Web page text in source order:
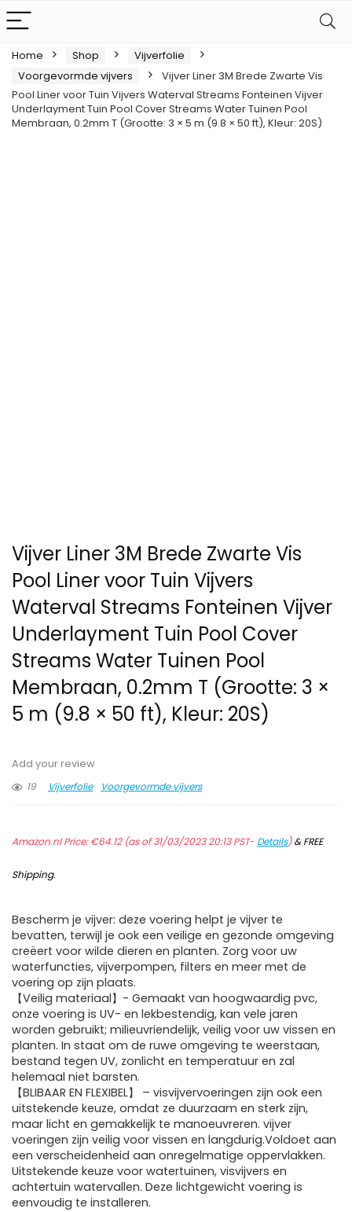
Home Shop
Vijverfolie
Voorgevormde vijvers
Vijver Liner 3M Brede Zwarte Vis
Pool Liner voor Tuin Vijvers Waterval Streams Fonteinen Vijver
Underlayment Tuin Pool Cover Streams Water Tuinen Pool
Membraan, 0.2mm T (Grootte: 3 × 5 m (9.8 × 50 ft), Kleur: 20S)
Vijver Liner 3M Brede Zwarte Vis
Pool Liner voor Tuin Vijvers
Waterval Streams Fonteinen Vijver
Underlayment Tuin Pool Cover
Streams Water Tuinen Pool
Membraan, 0.2mm T (Grootte: 3 ×
5 m (9.8 × 50 ft), Kleur: 20S)
Add your review
19
Vijverfolie Voorgevormde vijvers
Amazon.nl Price:€64.12(as of 31/03/2023 20:13 PST- Details)&FREE
Shipping.
Bescherm je vijver: deze voering helpt je vijver te
bevatten, terwijl je ook een veilige en gezonde omgeving
creëert voor wilde dieren en planten. Zorg voor uw
waterfuncties, vijverpompen, filters en meer met de
voering op zijn plaats.
【Veilig materiaal】- Gemaakt van hoogwaardig pvc,
onze voering is UV- en lekbestendig, kan vele jaren
worden gebruikt; milieuvriendelijk, veilig voor uw vissen en
planten. In staat om de ruwe omgeving te weerstaan,
bestand tegen UV, zonlicht en temperatuur en zal
helemaal niet barsten.
【BLIBAAR EN FLEXIBEL】 – visvijvervoeringen zijn ook een
uitstekende keuze, omdat ze duurzaam en sterk zijn,
maar licht en gemakkelijk te manoeuvreren. vijver
voeringen zijn veilig voor vissen en langdurig.Voldoet aan
een verscheidenheid aan onregelmatige oppervlakken.
Uitstekende keuze voor watertuinen, visvijvers en
achtertuin watervallen. Deze lichtgewicht voering is
eenvoudig te installeren.